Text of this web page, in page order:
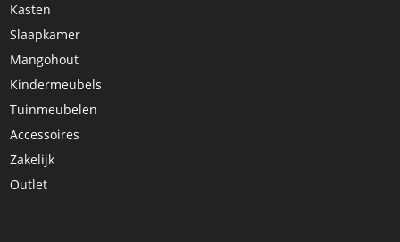
Kasten
Slaapkamer
Mangohout
Kindermeubels
Tuinmeubelen
Accessoires
Zakelijk
Outlet